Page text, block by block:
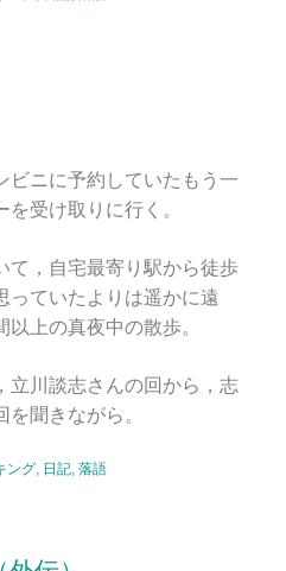
ニに予約していたもう一
受け取りに行く。
，自宅最寄り駅から徒歩
っていたよりは遥かに遠
以上の真夜中の散歩。
川談志さんの回から，志
聞きながら。
ング 日記 落語